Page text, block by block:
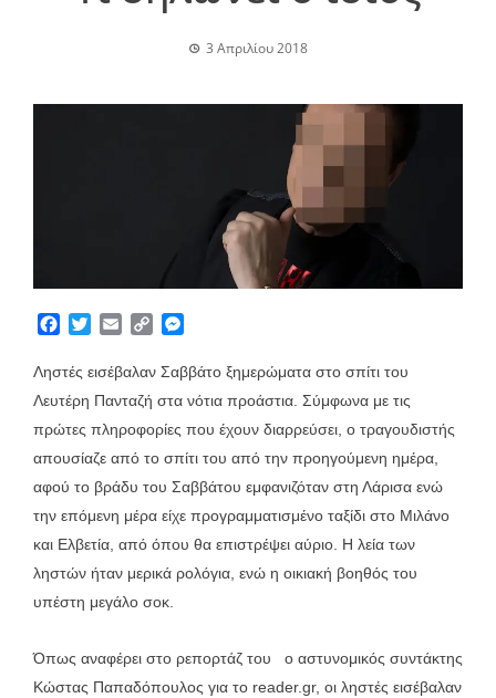
3 Απριλίου 2018
Facebook
TwitterEmailCopy
Ληστές εισέβαλαν Σαββάτο ξημερώματα στο σπίτι του
Λευτέρη Πανταζή στα νότια προάστια. Σύμφωνα με τις
πρώτες πληροφορίες που έχουν διαρρεύσει, ο τραγουδιστής
απουσίαζε από το σπίτι του από την προηγούμενη ημέρα,
αφού το βράδυ του Σαββάτου εμφανιζόταν στη Λάρισα ενώ
την επόμενη μέρα είχε προγραμματισμένο ταξίδι στο Μιλάνο
και Ελβετία, από όπου θα επιστρέψει αύριο. Η λεία των
ληστών ήταν μερικά ρολόγια, ενώ η οικιακή βοηθός του
υπέστη μεγάλο σοκ.
Όπως αναφέρει στο ρεπορτάζ του ο αστυνομικός συντάκτης
Κώστας Παπαδόπουλος για το reader.gr, οι ληστές εισέβαλαν